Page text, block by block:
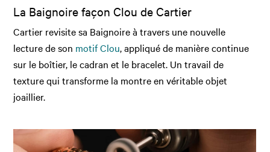
La Baignoire façon Clou de Cartier
Cartier revisite sa Baignoire à travers une nouvelle
lecture de son motif Clou, appliqué de manière continue
sur le boîtier, le cadran et le bracelet. Un travail de
texture qui transforme la montre en véritable objet
joaillier.